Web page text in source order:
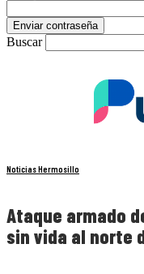
Buscar
Noticias Hermosillo
Ataque armado
sin vida al norte